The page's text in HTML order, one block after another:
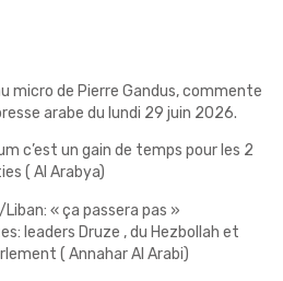
micro de Pierre Gandus, commente
arabe du lundi 29 juin 2026.
c’est un gain de temps pour les 2
( Al Arabya)
« ça passera pas »
leaders Druze , du Hezbollah et
( Annahar Al Arabi)